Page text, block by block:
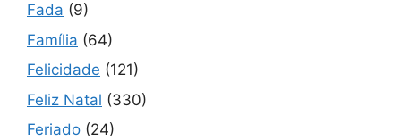
Fada (9)
Família (64)
Felicidade (121)
Feliz Natal (330)
Feriado (24)